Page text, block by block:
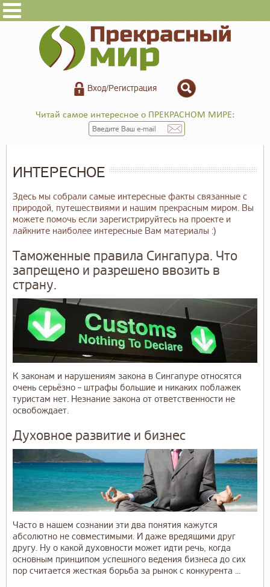
Вход/Регистрация
Читай самое интересное о ПРЕКРАСНОМ МИРЕ:
ИНТЕРЕСНОЕ
Здесь мы собрали самые интересные факты связанные с
природой, путешествиями и нашим прекрасным миром. Вы
можете помочь если зарегистрируйтесь на проекте и
лайкните наиболее интересные Вам материалы :)
Таможенные правила Сингапура. Что
запрещено и разрешено ввозить в
страну.
К законам и нарушениям закона в Сингапуре относятся
очень серьёзно – штрафы большие и никаких поблажек
туристам нет. Незнание закона от ответственности не
освобождает.
Духовное развитие и бизнес
Часто в нашем сознании эти два понятия кажутся
абсолютно не совместимыми. И даже вредящими друг
другу. Ну о какой духовности может идти речь, когда
основным принципом успешного ведения бизнеса до сих
пор считается жесткая борьба за рынок с конкурента ...